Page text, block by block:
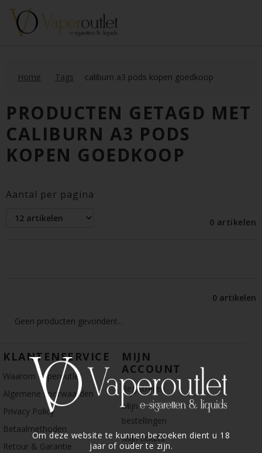
Om deze website te kunnen bezoeken dient u 18
jaar of ouder te zijn.
Home Tags caliburn a3 pods kopen goedkoop
PRODUCTEN GETAGD MET
CALIBURN A3 PODS
KOPEN GOEDKOOP
Aantal per pagina
0 artikelen
0 artikelen
Geen producten gevonden!...
KLANTENSERVICE
Waarom Vaperoutlet
Algemene voorwaarden
Privacy Policy
Betaalmethoden
Retour & Garantie
MIJN
ACCOUNT
Registreren
Mijn
bestellingen
Mijn tickets